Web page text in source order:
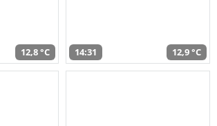
12,8 °C 14:31 12,9 °C